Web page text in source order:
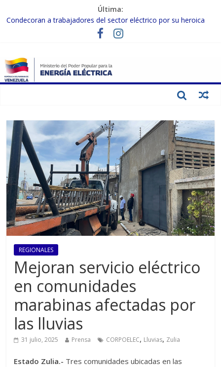
Última:
Condecoran a trabajadores del sector eléctrico por su heroica
labor tras el doble sismo del 24-J
Gobierno Nacional coordina acciones con el sector privado para
Inspeccionan trabajos de rehabilitación en instalaciones del SEN
en Carabobo
Gobierno Nacional activa plan preventivo para fortalecer el SEN
REGIONALES
Mejoran servicio eléctrico
en comunidades
marabinas afectadas por
las lluvias
31 julio, 2025 Prensa CORPOELEC, Lluvias, Zulia
Estado Zulia.- Tres comunidades ubicadas en las